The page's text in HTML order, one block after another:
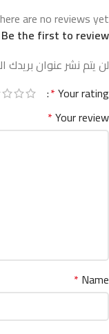
are no reviews yet.
Be the first to review “احياء التواصل بعد القطيعة مع ابنك البالغ”
لن يتم نشر عنوان بريدك
Your rating
*
Your review
*
Name
*